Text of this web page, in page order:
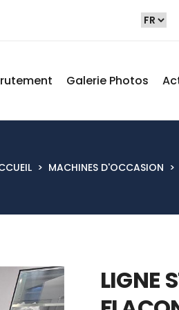
> MACHINES D'OCCASION >
Galerie Photos
LIGNE